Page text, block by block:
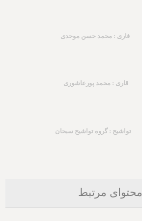
قاری : محمد حسن موحدی
قاری : محمد پورعاشوری
تواشیح : گروه تواشیح سبحان
محتوای مرتبط